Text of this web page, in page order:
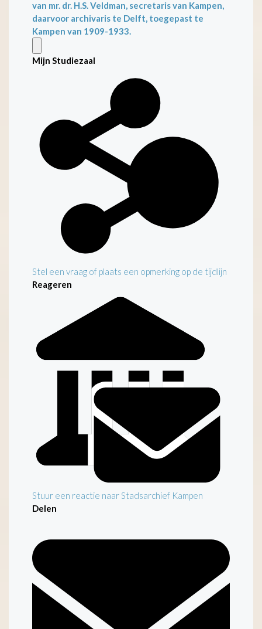
van mr. dr. H.S. Veldman, secretaris van Kampen,
daarvoor archivaris te Delft, toegepast te
Kampen van 1909-1933.
Mijn Studiezaal
Stel een vraag of plaats een opmerking op de tijdlijn
Reageren
Stuur een reactie naar Stadsarchief Kampen
Delen